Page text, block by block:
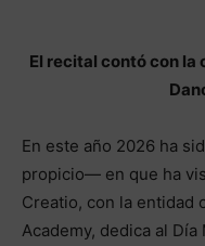
El recital contó con
En este año 2026 ha
propicio— en que ha
Creatio, con la entidad
Academy, dedica al